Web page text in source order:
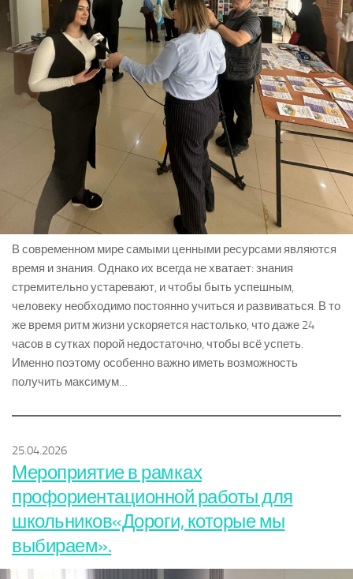
В современном мире самыми ценными ресурсами являются
время и знания. Однако их всегда не хватает: знания
стремительно устаревают, и чтобы быть успешным,
человеку необходимо постоянно учиться и развиваться. В то
же время ритм жизни ускоряется настолько, что даже 24
часов в сутках порой недостаточно, чтобы всё успеть.
Именно поэтому особенно важно иметь возможность
получить максимум…
25.04.2026
Мероприятие в рамках
профориентационной работы для
школьников«Дороги, которые мы
выбираем».